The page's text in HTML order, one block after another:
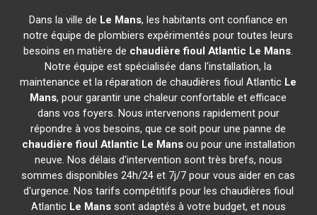
Dans la ville de Le Mans, les habitants ont confiance en
notre équipe de plombiers expérimentés pour toutes leurs
besoins en matière de chaudière fioul Atlantic Le Mans.
Notre équipe est spécialisée dans l'installation, la
maintenance et la réparation de chaudières fioul Atlantic Le
Mans, pour garantir une chaleur confortable et efficace
dans vos foyers. Nous intervenons rapidement pour
répondre à vos besoins, que ce soit pour une panne de
chaudière fioul Atlantic Le Mansou pour une installation
neuve. Nos délais d'intervention sont très brefs, nous
sommes disponibles 24h/24 et 7j/7 pour vous aider en cas
d'urgence. Nos tarifs compétitifs pour les chaudières fioul
Atlantic Le Manssont adaptés à votre budget, et nous